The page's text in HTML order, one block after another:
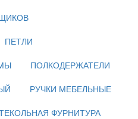
ПЕТЛИ
ПОЛКОДЕРЖАТЕЛИ
РУЧКИ МЕБЕЛЬНЫЕ
ФУРНИТУРА